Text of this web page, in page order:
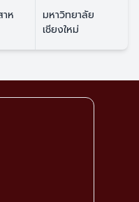
ห
มหาวิทยาลัย
เชียงใหม่